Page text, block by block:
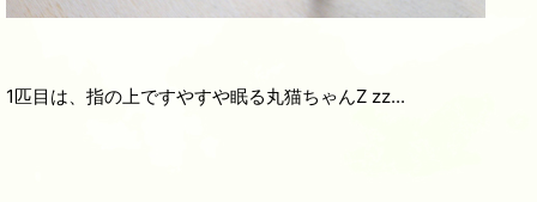
1匹目は、指の上ですやすや眠る丸猫ちゃんZ zz...